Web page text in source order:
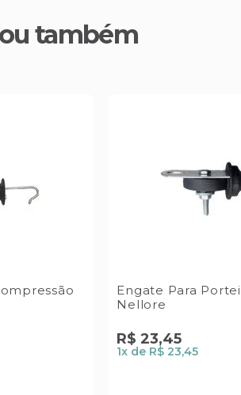
também
Engate Para
Nellore
R$ 23,45
1x de R$ 23,45